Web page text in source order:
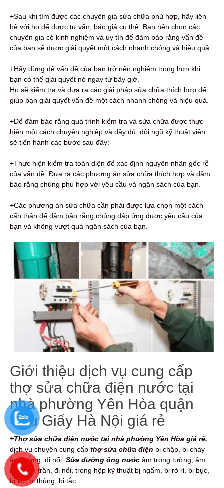
+Sau khi tìm được các chuyên gia sửa chữa phù hợp, hãy liên
hệ với họ để được tư vấn, báo giá cụ thể. Bạn nên chọn các
chuyên gia có kinh nghiệm và uy tín để đảm bảo rằng vấn đề
của bạn sẽ được giải quyết một cách nhanh chóng và hiệu quả.
+Hãy đừng để vấn đề của bạn trở nên nghiêm trọng hơn khi
bạn có thể giải quyết nó ngay từ bây giờ.
Họ sẽ kiểm tra và đưa ra các giải pháp sửa chữa thích hợp để
giúp bạn giải quyết vấn đề một cách nhanh chóng và hiệu quả.
+Để đảm bảo rằng quá trình kiểm tra và sửa chữa được thực
hiện một cách chuyên nghiệp và đầy đủ, đội ngũ kỹ thuật viên
sẽ tiến hành các bước sau đây:
+Thực hiện kiểm tra toàn diện để xác định nguyên nhân gốc rễ
của vấn đề. Đưa ra các phương án sửa chữa thích hợp và đảm
bảo rằng chúng phù hợp với yêu cầu và ngân sách của bạn.
+Các phương án sửa chữa cần phải được lựa chọn một cách
cẩn thận để đảm bảo rằng chúng đáp ứng được yêu cầu của
bạn và không vượt quá ngân sách của bạn.
Giới thiệu dịch vụ cung cấp
thợ sửa chữa điện nước tại
nhà phường Yên Hòa quận
Cầu Giấy Hà Nội giá rẻ
+Thợ sửa chữa điện nước tại nhà phường Yên Hòa giá rẻ,
dịch vụ chuyên cung cấp thợ sửa chữa điện bị chập, bị cháy
âm tường, đi nổi. Sửa đường ống nước âm trong tường, âm
nền, âm trần, đi nổi, trong hộp kỹ thuật bị ngấm, bị rò rỉ, bị bục,
bị vỡ, bị thủng, bị tắc.